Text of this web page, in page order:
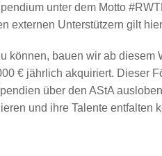
unter dem Motto
externen Unterstützern gilt
können, bauen wir ab
€ jährlich akquiriert. Dieser
über den AStA
und ihre Talente entfalten